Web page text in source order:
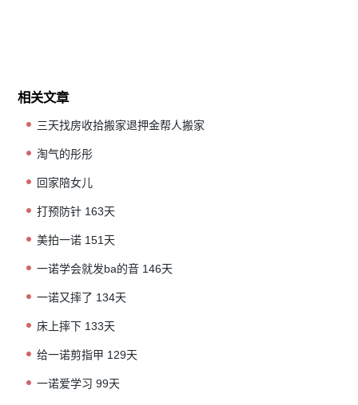
相关文章
三天找房收拾搬家退押金帮人搬家
淘气的彤彤
回家陪女儿
打预防针 163天
美拍一诺 151天
一诺学会就发ba的音 146天
一诺又摔了 134天
床上摔下 133天
给一诺剪指甲 129天
一诺爱学习 99天